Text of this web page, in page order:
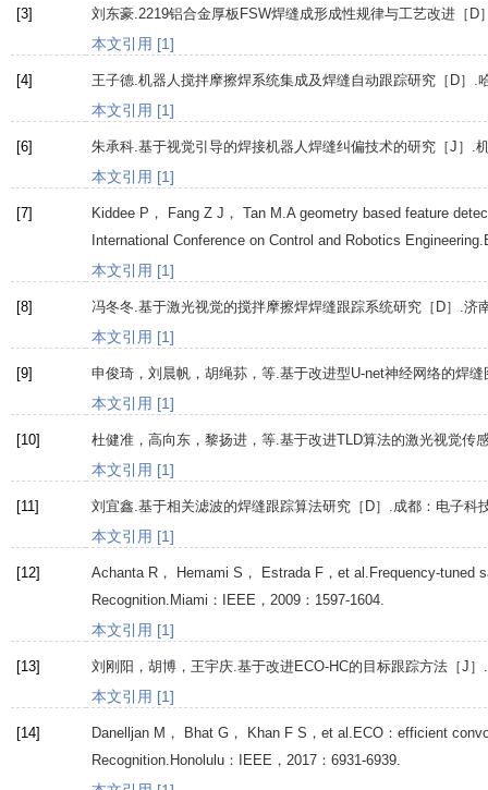
[3] 刘东豪.2219铝合金厚板FSW焊缝成形成性规律与工艺改进［D
本文引用 [1]
[4] 王子德.机器人搅拌摩擦焊系统集成及焊缝自动跟踪研究［D］.
本文引用 [1]
[6] 朱承科.基于视觉引导的焊接机器人焊缝纠偏技术的研究［J］.
本文引用 [1]
[7] Kiddee P ， Fang Z J ， Tan M .A geometry based feature
International Conference on Control and Robotics
本文引用 [1]
[8] 冯冬冬.基于激光视觉的搅拌摩擦焊焊缝跟踪系统研究［D］.济
本文引用 [1]
[9] 申俊琦，刘晨帆，胡绳荪，等.基于改进型U-net神经网络的焊
本文引用 [1]
[10] 杜健准，高向东，黎扬进，等.基于改进TLD算法的激光视觉传
本文引用 [1]
[11] 刘宜鑫.基于相关滤波的焊缝跟踪算法研究［D］.成都：电子科
本文引用 [1]
[12] Achanta R ， Hemami S ， Estrada F ，et al.Frequency-tuned
Recognition.Miami：IEEE， 2009 ：1597-1604.
本文引用 [1]
[13] 刘刚阳，胡博，王宇庆.基于改进ECO-HC的目标跟踪方法［J］.
本文引用 [1]
[14] Danelljan M ， Bhat G ， Khan F S ，et al.ECO：efficient
Recognition.Honolulu：IEEE， 2017 ：6931-6939.